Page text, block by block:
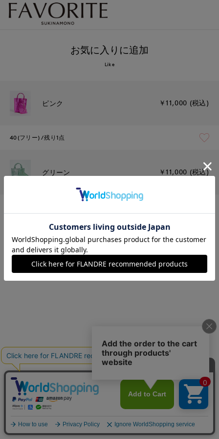
お気に入りに追加
Like
ピンク ￥11,000 (税込)
40(フリー) 残り1点
グリーン ￥11,000 (税込)